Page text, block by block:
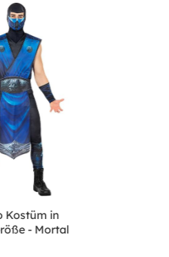
Kostüm in
- Mortal